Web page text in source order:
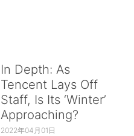
In Depth: As
Tencent Lays Off
Staff, Is Its ‘Winter’
Approaching?
2022年04月01日